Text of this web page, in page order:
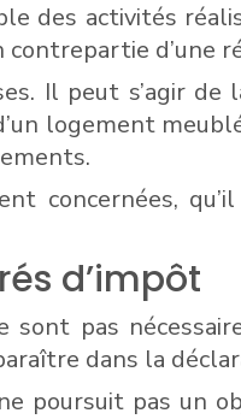
des activités
contrepartie d’une
Il peut s’agir
logement
concernées,
d’impôt
sont pas
dans la
poursuit pas un